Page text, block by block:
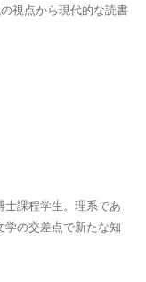
視点から現代的な読書
課程学生。理系であ
学の交差点で新たな知